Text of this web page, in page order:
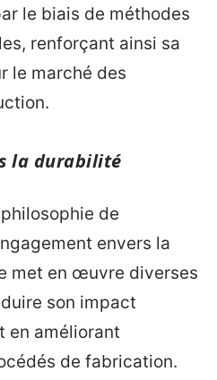
le biais de méthodes
renforçant ainsi sa
le marché des
la durabilité
de
envers la
met en œuvre diverses
son impact
en améliorant
de fabrication.